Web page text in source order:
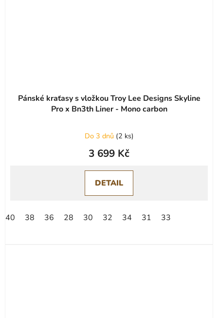
Pánské kraťasy s vložkou Troy Lee Designs Skyline
Pro x Bn3th Liner - Mono carbon
Do 3 dnů (2 ks)
3 699 Kč
DETAIL
40 38 36 28 30 32 34 31 33